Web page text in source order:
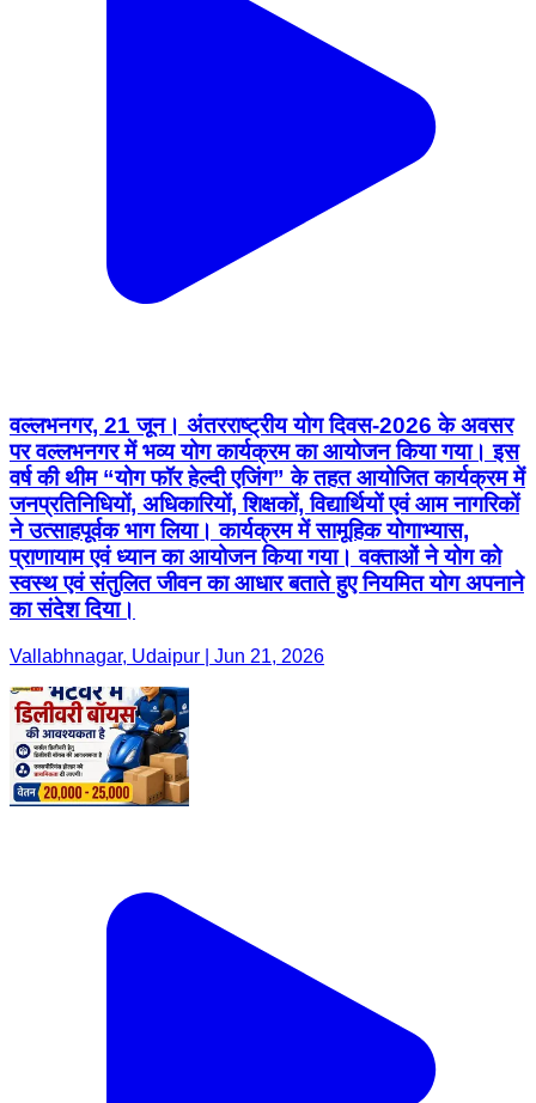
वल्लभनगर, 21 जून। अंतरराष्ट्रीय योग दिवस-2026 के अवसर
पर वल्लभनगर में भव्य योग कार्यक्रम का आयोजन किया गया। इस
वर्ष की थीम “योग फॉर हेल्दी एजिंग” के तहत आयोजित कार्यक्रम में
जनप्रतिनिधियों, अधिकारियों, शिक्षकों, विद्यार्थियों एवं आम नागरिकों
ने उत्साहपूर्वक भाग लिया। कार्यक्रम में सामूहिक योगाभ्यास,
प्राणायाम एवं ध्यान का आयोजन किया गया। वक्ताओं ने योग को
स्वस्थ एवं संतुलित जीवन का आधार बताते हुए नियमित योग अपनाने
का संदेश दिया।
Vallabhnagar, Udaipur | Jun 21, 2026